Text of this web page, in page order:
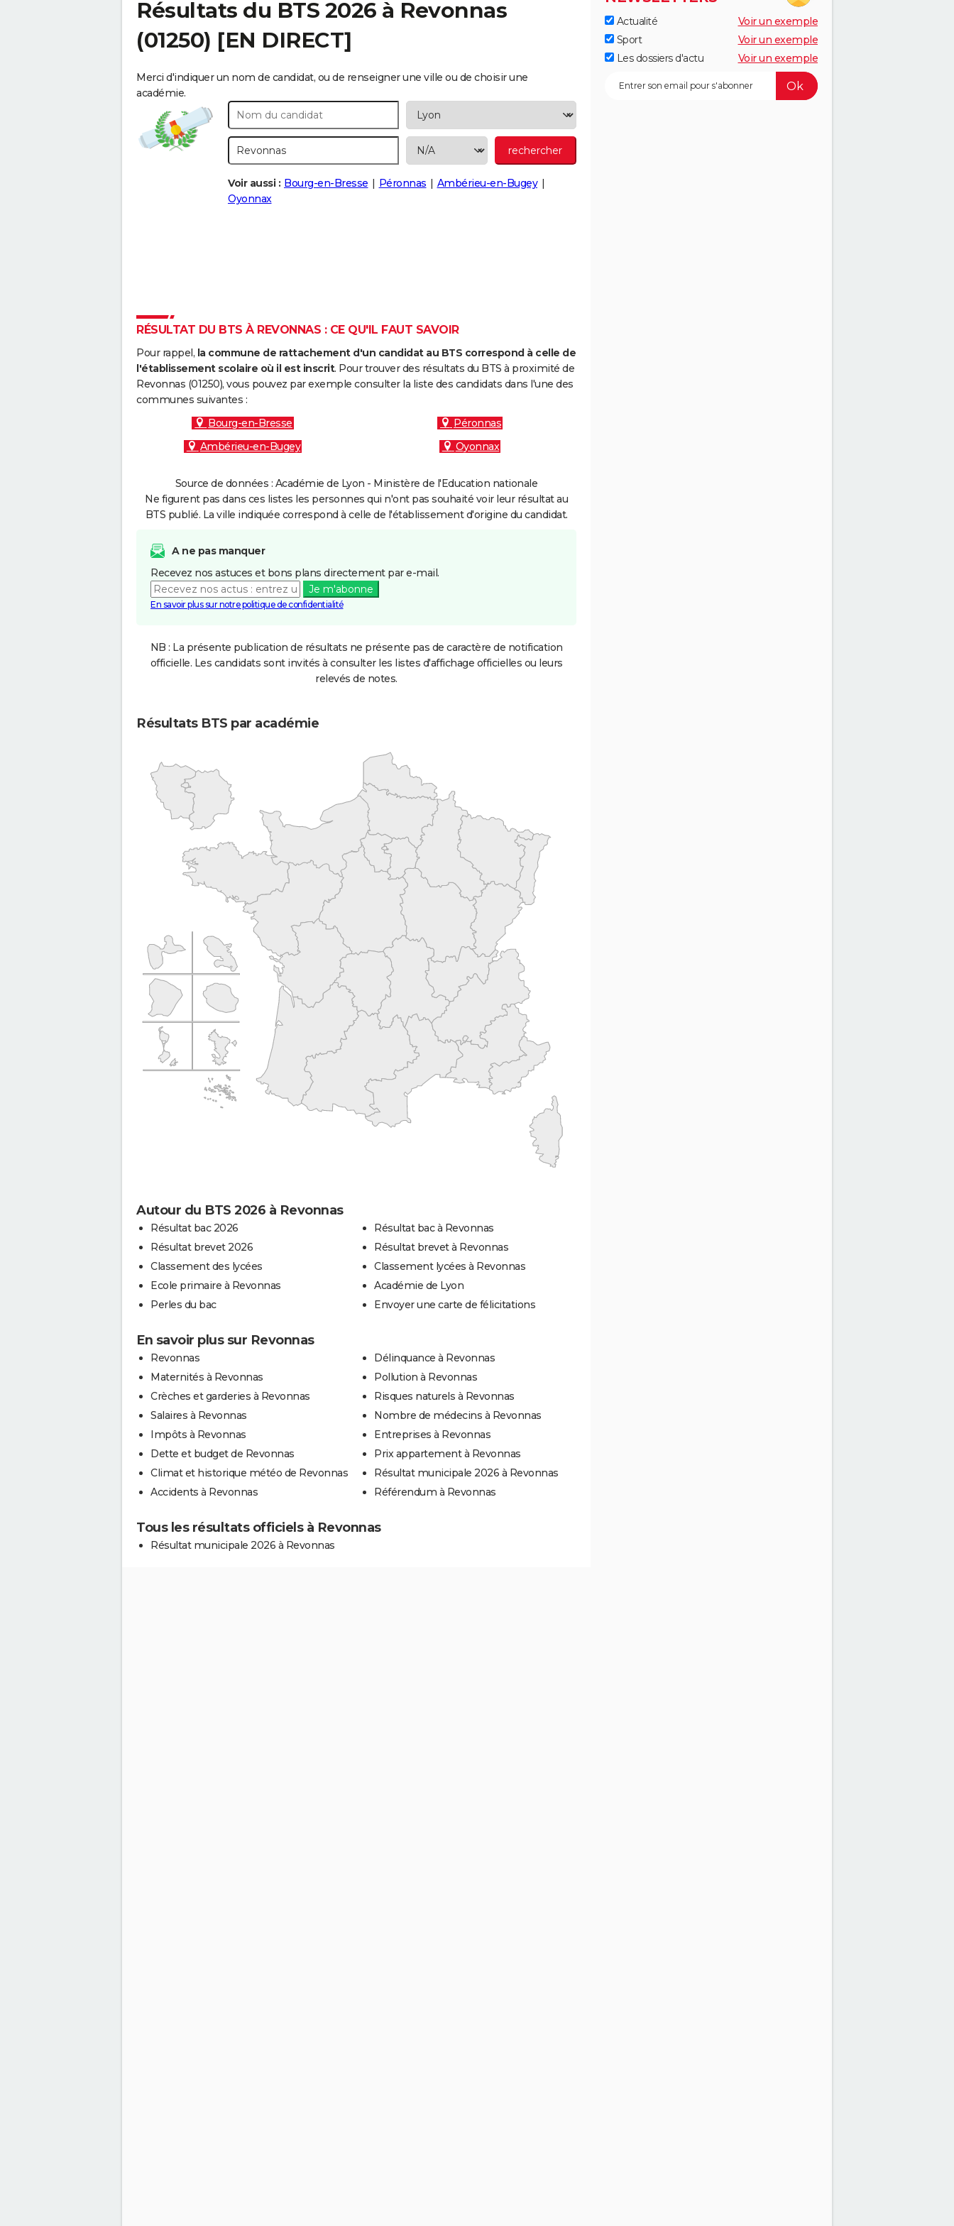
Résultats du BTS 2026 à Revonnas
(01250) [EN DIRECT]
Merci d'indiquer un nom de candidat, ou de renseigner une ville ou de choisir une
académie.
Voir aussi : Bourg-en-Bresse Péronnas
Ambérieu-en-Bugey
Oyonnax
RÉSULTAT DU BTS À REVONNAS : CE QU'IL FAUT SAVOIR
Pour rappel, la commune de rattachement d'un candidat au BTS correspond à celle de
l'établissement scolaire où il est inscrit. Pour trouver des résultats du BTS à proximité de
Revonnas (01250), vous pouvez par exemple consulter la liste des candidats dans l'une des
communes suivantes :
Bourg-en-Bresse
Péronnas
Ambérieu-en-Bugey
Oyonnax
Source de données : Académie de Lyon - Ministère de l'Education nationale
Ne figurent pas dans ces listes les personnes qui n'ont pas souhaité voir leur résultat au
BTS publié. La ville indiquée correspond à celle de l'établissement d'origine du candidat.
A ne pas manquer
Recevez nos astuces et bons plans directement par e-mail.
Je m'abonne
En savoir plus sur notre politique de confidentialité
NB : La présente publication de résultats ne présente pas de caractère de notification
officielle. Les candidats sont invités à consulter les listes d'affichage officielles ou leurs
relevés de notes.
Résultats BTS par académie
Autour du BTS 2026 à Revonnas
Résultat bac 2026
Résultat brevet 2026
Classement des lycées
Ecole primaire à Revonnas
Perles du bac
Résultat bac à Revonnas
Résultat brevet à Revonnas
Classement lycées à Revonnas
Académie de Lyon
Envoyer une carte de félicitations
En savoir plus sur Revonnas
Revonnas
Maternités à Revonnas
Crèches et garderies à Revonnas
Salaires à Revonnas
Impôts à Revonnas
Dette et budget de Revonnas
Climat et historique météo de Revonnas
Accidents à Revonnas
Délinquance à Revonnas
Pollution à Revonnas
Risques naturels à Revonnas
Nombre de médecins à Revonnas
Entreprises à Revonnas
Prix appartement à Revonnas
Résultat municipale 2026 à Revonnas
Référendum à Revonnas
Tous les résultats officiels à Revonnas
Résultat municipale 2026 à Revonnas
Actualité
Voir un exemple
Sport
Voir un exemple
Les dossiers d'actu
Voir un exemple